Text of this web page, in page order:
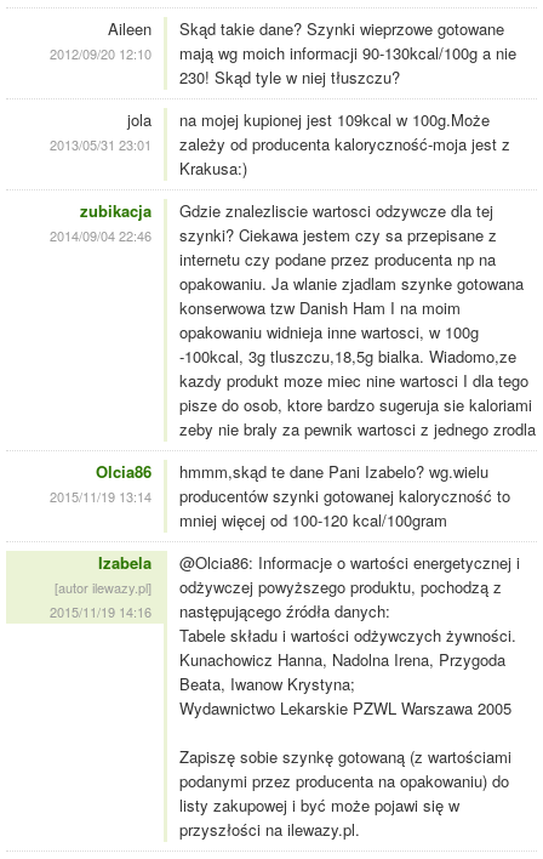
Aileen
2012/09/20 12:10
Skąd takie dane? Szynki wieprzowe gotowane
mają wg moich informacji 90-130kcal/100g a nie
230! Skąd tyle w niej tłuszczu?
jola
2013/05/31 23:01
na mojej kupionej jest 109kcal w 100g.Może
zależy od producenta kaloryczność-moja jest z
Krakusa:)
zubikacja
2014/09/04 22:46
Gdzie znalezliscie wartosci odzywcze dla tej
szynki? Ciekawa jestem czy sa przepisane z
internetu czy podane przez producenta np na
opakowaniu. Ja wlanie zjadlam szynke gotowana
konserwowa tzw Danish Ham I na moim
opakowaniu widnieja inne wartosci, w 100g
-100kcal, 3g tluszczu,18,5g bialka. Wiadomo,ze
kazdy produkt moze miec nine wartosci I dla tego
pisze do osob, ktore bardzo sugeruja sie kaloriami
zeby nie braly za pewnik wartosci z jednego zrodla
Olcia86
2015/11/19 13:14
hmmm,skąd te dane Pani Izabelo? wg.wielu
producentów szynki gotowanej kaloryczność to
mniej więcej od 100-120 kcal/100gram
Izabela
[autor ilewazy.pl]
2015/11/19 14:16
@Olcia86: Informacje o wartości energetycznej i
odżywczej powyższego produktu, pochodzą z
następującego źródła danych:
Tabele składu i wartości odżywczych żywności.
Kunachowicz Hanna, Nadolna Irena, Przygoda
Beata, Iwanow Krystyna;
Wydawnictwo Lekarskie PZWL Warszawa 2005
Zapiszę sobie szynkę gotowaną (z wartościami
podanymi przez producenta na opakowaniu) do
listy zakupowej i być może pojawi się w
przyszłości na ilewazy.pl.